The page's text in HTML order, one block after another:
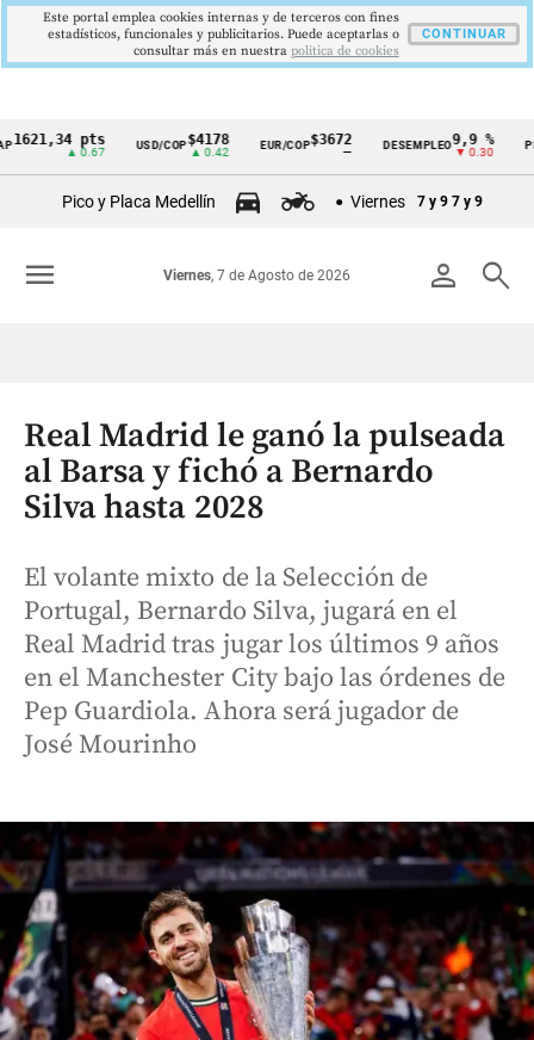
Cintillo
Colombia
pts USD/COP$4178
▲ 0.42
EUR/COP$3672
—
DESEMPLEO9,9 %
▼ 0.30
PIB 2,8
▲
Pico y Placa Medellín Viernes 7 y 9 7 y 9
person search
Viernes, 7 de Agosto de 2026
menu
Real Madrid le ganó la pulseada
al Barsa y fichó a Bernardo
Silva hasta 2028
El volante mixto de la Selección de
Portugal, Bernardo Silva, jugará en el
Real Madrid tras jugar los últimos 9 años
en el Manchester City bajo las órdenes de
Pep Guardiola. Ahora será jugador de
José Mourinho
Este portal emplea cookies internas y de terceros con fines
estadísticos, funcionales y publicitarios. Puede aceptarlas o
consultar más en nuestra politica de cookies
CONTINUAR